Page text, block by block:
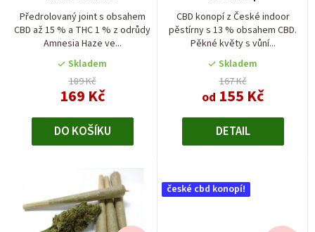
u
Předrolovaný joint s obsahem
CBD až 15 % a THC 1 % z odrůdy
Amnesia Haze ve...
je
4,5
z
5
hvězdiček.
Skladem
189 Kč
169 Kč
DO KOŠÍKU
CBD konopí z České indoor
pěstírny s 13 % obsahem CBD.
Pěkné květy s vůní...
je
4,5
z
5
hvězdiček.
Skladem
167 Kč
od 155 Kč
DETAIL
české cbd konopí!